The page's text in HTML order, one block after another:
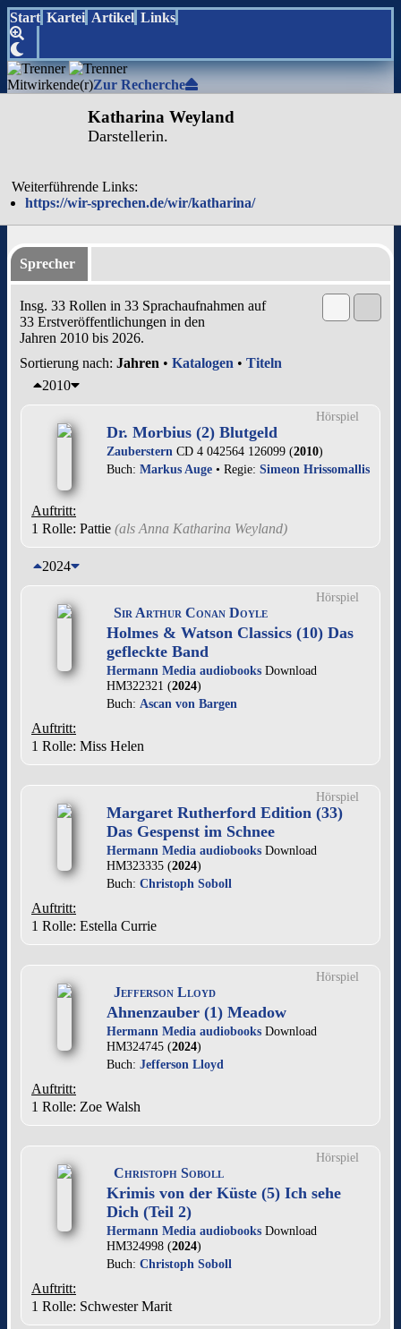
Start Kartei Artikel Links
Mitwirkende(r)Zur Recherche
Katharina Weyland
Darstellerin.
Weiterführende Links:
https://wir-sprechen.de/wir/katharina/
Sprecher
Insg. 33 Rollen in 33 Sprachaufnahmen auf
33 Erstveröffentlichungen in den
Jahren 2010 bis 2026.
Sortierung nach: Jahren • Katalogen • Titeln
2010
Hörspiel
Dr. Morbius (2) Blutgeld
Zauberstern CD 4 042564 126099 (2010)
Buch: Markus Auge • Regie: Simeon Hrissomallis
Auftritt:
1 Rolle: Pattie (als Anna Katharina Weyland)
2024
Hörspiel
Sir Arthur Conan Doyle
Holmes & Watson Classics (10) Das
gefleckte Band
Hermann Media audiobooks Download
HM322321 (2024)
Buch: Ascan von Bargen
Auftritt:
1 Rolle: Miss Helen
Hörspiel
Margaret Rutherford Edition (33)
Das Gespenst im Schnee
Hermann Media audiobooks Download
HM323335 (2024)
Buch: Christoph Soboll
Auftritt:
1 Rolle: Estella Currie
Hörspiel
Jefferson Lloyd
Ahnenzauber (1) Meadow
Hermann Media audiobooks Download
HM324745 (2024)
Buch: Jefferson Lloyd
Auftritt:
1 Rolle: Zoe Walsh
Hörspiel
Christoph Soboll
Krimis von der Küste (5) Ich sehe
Dich (Teil 2)
Hermann Media audiobooks Download
HM324998 (2024)
Buch: Christoph Soboll
Auftritt:
1 Rolle: Schwester Marit